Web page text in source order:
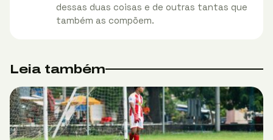
dessas duas coisas e de outras tantas que
também as compõem.
Leia também